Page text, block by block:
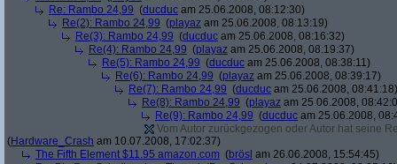
Re: Rambo 24,99 (ducduc am 25.06.2008, 08:12:30)
Re(2): Rambo 24,99 (playaz am 25.06.2008, 08:13:19)
Re(3): Rambo 24,99 (ducduc am 25.06.2008, 08:16:32)
Re(4): Rambo 24,99 (playaz am 25.06.2008, 08:19:37)
Re(5): Rambo 24,99 (ducduc am 25.06.2008, 08:38:11)
Re(6): Rambo 24,99 (playaz am 25.06.2008, 08:39:17)
Re(7): Rambo 24,99 (ducduc am 25.06.2008, 08:41:18)
Re(8): Rambo 24,99 (playaz am 25.06.2008,
Re(9): Rambo 24,99 (ducduc am 25.06.2008,
Vom Autor zurückgezogen oder Autor hat seine
(Hardware_Crash am 10.07.2008, 17:02:37)
The Fifth Element $11.95 amazon.com (brösl am 26.06.2008, 15:54:45)